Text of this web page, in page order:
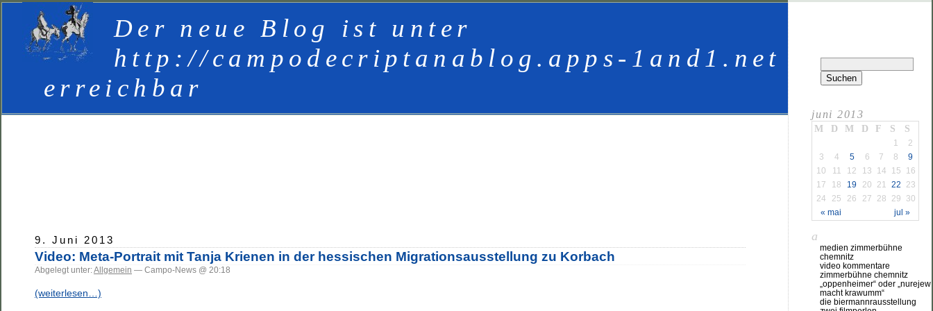
Der neue Blog ist unter
http://campodecriptanablog.apps-1and1.net
erreichbar
9. Juni 2013
Video: Meta-Portrait mit Tanja Krienen in der hessischen Migrationsausstellung zu Korbach
Abgelegt unter:Allgemein — Campo-News @ 20:18
(weiterlesen…)
juni 2013
M D M D F S S
« mai jul »
1
2
3
4 5 6 7 8
9
10
11 12 13 14 15
16
17
18 19 20 21 22
23
24
25 26 27 28 29 30
a
medien zimmerbühne
chemnitz
video kommentare
zimmerbühne chemnitz
„oppenheimer“ oder „nurejew
macht krawumm“
die biermannrausstellung